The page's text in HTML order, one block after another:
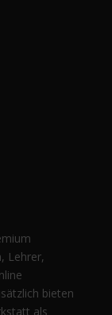
Lehrer,
bieten
als